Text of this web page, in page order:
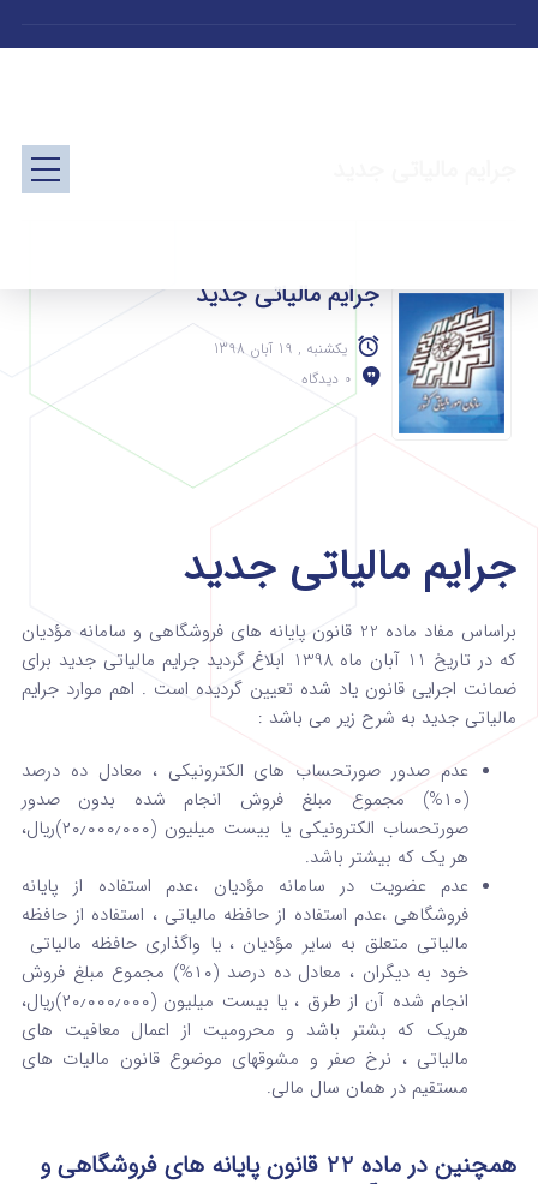
جرایم مالیاتی جدید
یکشنبه , 19 آبان 1398
0 دیدگاه
جرایم مالیاتی جدید
براساس مفاد ماده 22 قانون پایانه های فروشگاهی و سامانه مؤدیان
که در تاریخ 11 آبان ماه 1398 ابلاغ گردید جرایم مالیاتی جدید برای
ضمانت اجرایی قانون یاد شده تعیین گردیده است . اهم موارد جرایم
مالیاتی جدید به شرح زیر می باشد :
عدم صدور صورتحساب های الکترونیکی ، معادل ده درصد
(۱۰%) مجموع مبلغ فروش انجام شده بدون صدور
صورتحساب الکترونیکی یا بیست میلیون (۲۰٫۰۰۰٫۰۰۰)ریال،
هر یک که بیشتر باشد.
عدم عضویت در سامانه مؤدیان ،عدم استفاده از پایانه
فروشگاهی ،عدم استفاده از حافظه مالیاتی ، استفاده از حافظه
مالیاتی متعلق به سایر مؤدیان ، یا واگذاری حافظه مالیاتی
خود به دیگران ، معادل ده درصد (۱۰%) مجموع مبلغ فروش
انجام شده آن از طرق ، یا بیست میلیون (۲۰٫۰۰۰٫۰۰۰)ریال،
هریک که بشتر باشد و محرومیت از اعمال معافیت های
مالیاتی ، نرخ صفر و مشوقهای موضوع قانون مالیات های
مستقیم در همان سال مالی.
همچنین در ماده 22 قانون پایانه های فروشگاهی و